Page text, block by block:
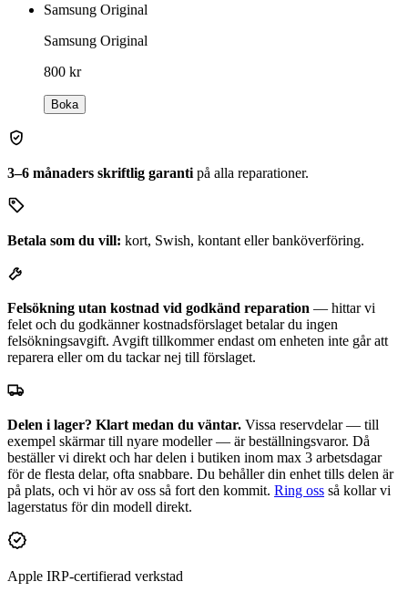
Samsung Original
Samsung Original
800 kr
Boka
3–6 månaders skriftlig garanti på alla reparationer.
Betala som du vill: kort, Swish, kontant eller banköverföring.
Felsökning utan kostnad vid godkänd reparation — hittar vi
felet och du godkänner kostnadsförslaget betalar du ingen
felsökningsavgift. Avgift tillkommer endast om enheten inte går att
reparera eller om du tackar nej till förslaget.
Delen i lager? Klart medan du väntar. Vissa reservdelar — till
exempel skärmar till nyare modeller — är beställningsvaror. Då
beställer vi direkt och har delen i butiken inom max 3 arbetsdagar
för de flesta delar, ofta snabbare. Du behåller din enhet tills delen är
på plats, och vi hör av oss så fort den kommit. Ring oss så kollar vi
lagerstatus för din modell direkt.
Apple IRP-certifierad verkstad